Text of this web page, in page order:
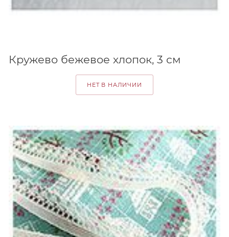
Кружево бежевое хлопок, 3 см
НЕТ В НАЛИЧИИ